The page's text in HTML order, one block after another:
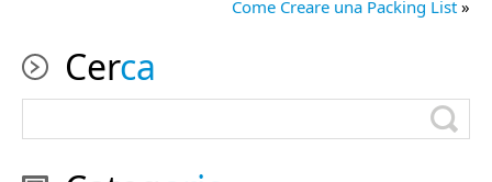
Come Creare una Packing List »
Cerca